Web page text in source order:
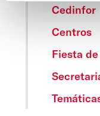
Cedinfor
Centros
Fiesta